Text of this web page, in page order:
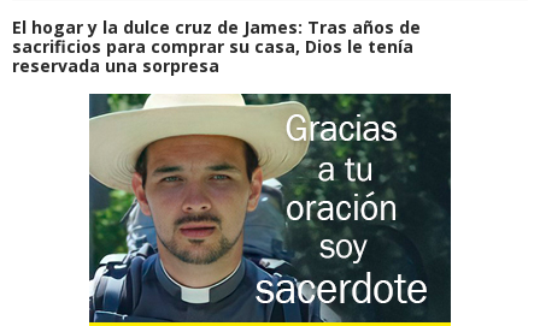
El hogar y la dulce cruz de James: Tras años de
sacrificios para comprar su casa, Dios le tenía
reservada una sorpresa